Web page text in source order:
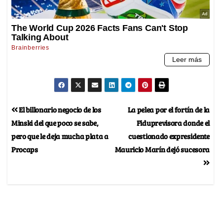
La pelea por el fortín de la
Fiduprevisora donde el
cuestionado expresidente
Mauricio Marín dejó sucesora
El billonario negocio de los
Minski del que poco se sabe,
pero que le deja mucha plata a
Procaps